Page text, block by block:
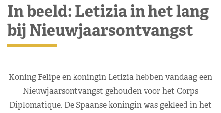
In beeld: Letizia in het lang
bij Nieuwjaarsontvangst
Koning Felipe en koningin Letizia hebben vandaag een
Nieuwjaarsontvangst gehouden voor het Corps
Diplomatique. De Spaanse koningin was gekleed in het